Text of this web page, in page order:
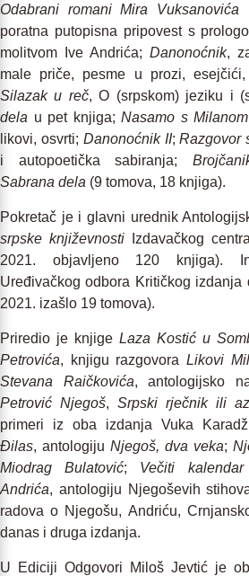
Odabrani romani Mira Vuksanovića
poratna putopisna pripovest s
molitvom Ive Andrića; Danonoćnik,
male priče, pesme u prozi,
Silazak u reč, O (srpskom) jeziku i
dela u pet knjiga; Nasamo s
likovi, osvrti; Danonoćnik II;Razgovor
i autopoetička sabiranja;
Sabrana dela (9 tomova, 18 knjiga).
Pokretač je i glavni urednik
srpske književnosti Izdavačkog
2021. objavljeno 120 knjiga).
Uređivačkog odbora Kritičkog izdanja
2021. izašlo 19 tomova).
Priredio je knjige Laza Kostić u
Petrovića, knjigu razgovora Likovi
Stevana Raičkovića, antologijsko
Petrović Njegoš, Srpski rječnik ili
primeri iz oba izdanja Vuka
Đilas, antologiju Njegoš, dva veka;
Miodrag Bulatović; Večiti
Andrića, antologiju Njegoševih
radova o Njegošu, Andriću,
danas i druga izdanja.
U Ediciji Odgovori Miloš Jevtić je